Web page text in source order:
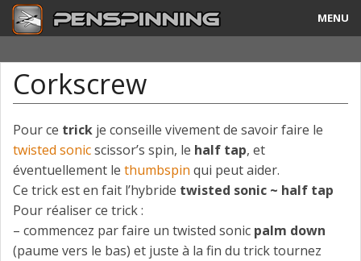
MENU
Tricks & Combos
Stylos & Mods
Tournois
Vidéos
A Propos
Corkscrew
Pour ce trick je conseille vivement de savoir faire le
twisted sonicscissor’s spin, le half tap, et
éventuellement le thumbspin qui peut aider.
Ce trick est en fait l’hybride twisted sonic ~ half tap
Pour réaliser ce trick :
– commencez par faire un twisted sonic palm down
(paume vers le bas) et juste à la fin du trick tournez